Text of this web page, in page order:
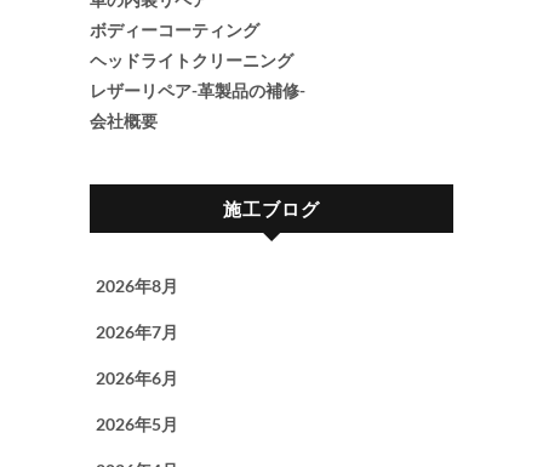
ボディーコーティング
ヘッドライトクリーニング
レザーリペア-革製品の補修-
会社概要
施工ブログ
2026年8月
2026年7月
2026年6月
2026年5月